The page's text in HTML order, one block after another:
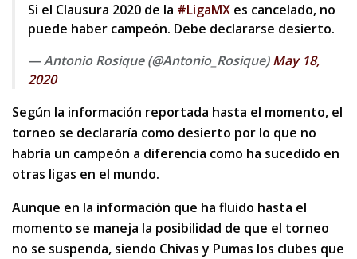
Si el Clausura 2020 de la #LigaMX es cancelado, no
puede haber campeón. Debe declararse desierto.
— Antonio Rosique (@Antonio_Rosique)May 18,
2020
Según la información reportada hasta el momento, el
torneo se declararía como desierto por lo que no
habría un campeón a diferencia como ha sucedido en
otras ligas en el mundo.
Aunque en la información que ha fluido hasta el
momento se maneja la posibilidad de que el torneo
no se suspenda, siendo Chivas y Pumas los clubes que